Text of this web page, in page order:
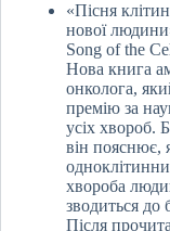
«Пісня
нової
Song of the
Нова книга
онколога,
премію за
усіх хвороб.
він пояснює,
хвороба
зводиться до
Після